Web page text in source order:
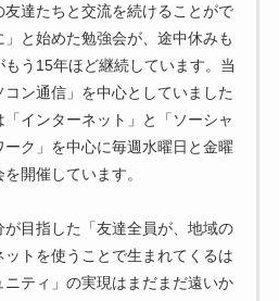
友達たちと交流を続けることがで
」と始めた勉強会が、途中休みも
もう15年ほど継続しています。当
コン通信」を中心としていました
「インターネット」と「ソーシャ
ーク」を中心に毎週水曜日と金曜
開催しています。
が目指した「友達全員が、地域の
ットを使うことで生まれてくるは
ニティ」の実現はまだまだ遠いか